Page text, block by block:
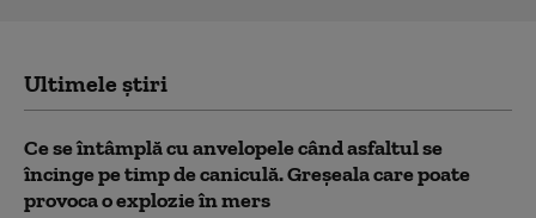
Ultimele știri
Ce se întâmplă cu anvelopele când asfaltul se
încinge pe timp de caniculă. Greșeala care poate
provoca o explozie în mers